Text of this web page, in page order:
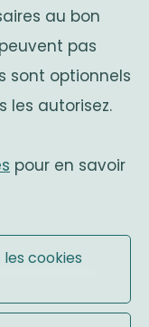
au bon
pas
sont optionnels
les autorisez.
pour en savoir
cookies
légales